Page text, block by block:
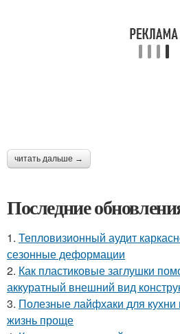
читать дальше →
Последние
1. Тепловизионный аудит
сезонные деформации
2. Как пластиковые заглушки
аккуратный внешний вид
3. Полезные лайфхаки для кухни
жизнь проще